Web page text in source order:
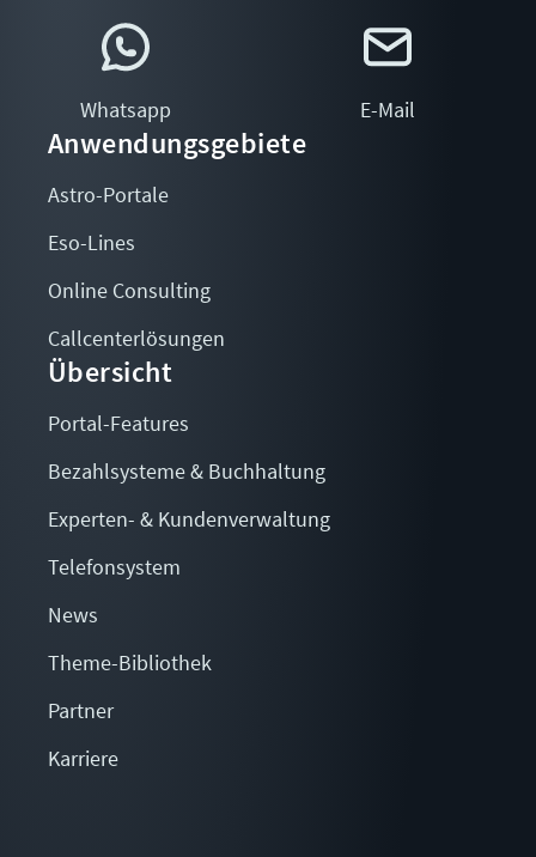
Whatsapp E-Mail
Anwendungsgebiete
Astro-Portale
Eso-Lines
Online Consulting
Callcenterlösungen
Übersicht
Portal-Features
Bezahlsysteme & Buchhaltung
Experten- & Kundenverwaltung
Telefonsystem
News
Theme-Bibliothek
Partner
Karriere